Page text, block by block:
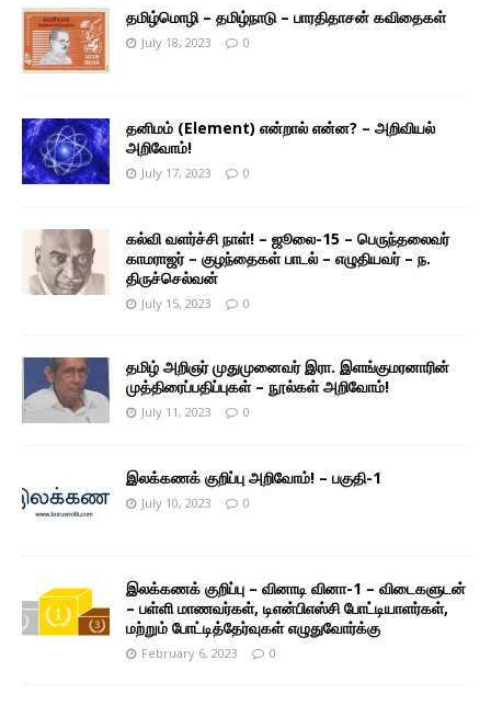
தமிழ்மொழி – தமிழ்நாடு – பாரதிதாசன் கவிதைகள்
July 18, 2023 0
தனிமம் (Element) என்றால் என்ன? – அறிவியல்
அறிவோம்!
July 17, 2023 0
கல்வி வளர்ச்சி நாள்! – ஜூலை-15 – பெருந்தலைவர்
காமராஜர் – குழந்தைகள் பாடல் – எழுதியவர் – ந.
திருச்செல்வன்
July 15, 2023 0
தமிழ் அறிஞர் முதுமுனைவர் இரா. இளங்குமரனாரின்
முத்திரைப்பதிப்புகள் – நூல்கள் அறிவோம்!
July 11, 2023 0
இலக்கணக் குறிப்பு அறிவோம்! – பகுதி-1
July 10, 2023 0
இலக்கணக் குறிப்பு – வினாடி வினா-1 – விடைகளுடன்
– பள்ளி மாணவர்கள், டிஎன்பிஎஸ்சி போட்டியாளர்கள்,
மற்றும் போட்டித்தேர்வுகள் எழுதுவோர்க்கு
February 6, 2023 0